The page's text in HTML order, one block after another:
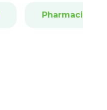
Pharmacies